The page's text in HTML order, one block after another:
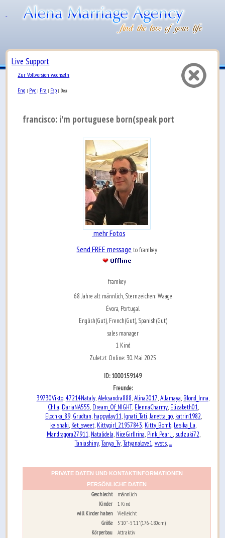
Live Support
Zur Vollversion wechseln
Eng | Рус | Fra | Esp | Deu
francisco: i'm portuguese born(speak portuguese) i sp...
mehr Fotos
Send FREE message to framkey
framkey
68 Jahre alt männlich, Sternzeichen: Waage
Évora, Portugal
English(Gut), French(Gut), Spanish(Gut)
sales manager
1 Kind
Zuletzt Online: 30. Mai 2025
ID: 1000159149
Freunde:
39730Vikto, 47214Nataly, Aleksandra888, Alina2017, Allamaya, Blond_Inna,
Chlia, DariaNA555, Dream_Of_NIGHT, ElennaCharmy, Elizabeth01,
Elochka_89, Grudtan, happyday11, Ignati_Tati,Janetta_go, katrin1982,
keishaki, Ket_sweet, Kittygirl_21957843, Kitty_Bomb, Lesika_La,
Mandragora27911, Natalidela, NiceGirlIrina, Pink_Pearl_ , sudzuki72,
Taniashiny,Tanya_Tv,Tatyanalove1, vvsts, ...
PRIVATE DATEN UND KONTAKTINFORMATIONEN
PERSÖNLICHE DATEN
Geschlecht
männlich
Kinder
1 Kind
will Kinder haben
Vielleicht
Größe
5'10" - 5'11" (176-180cm)
Körperbau
Attraktiv